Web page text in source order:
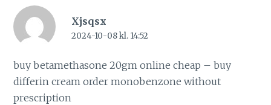
Xjsqsx
2024-10-08 kl. 14:52
buy betamethasone 20gm online cheap –buy
differin cream order monobenzone without
prescription